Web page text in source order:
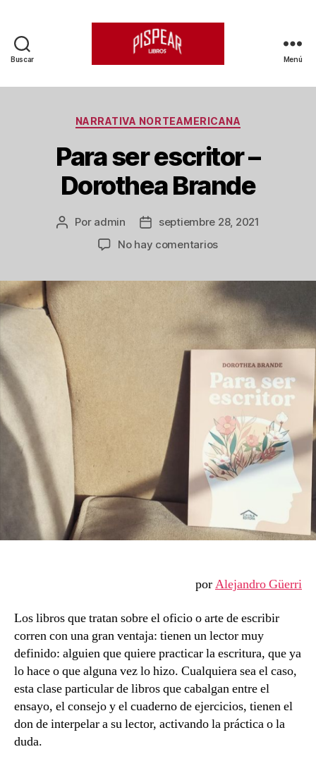
Buscar
Libros
Menú
Categorías
NARRATIVA NORTEAMERICANA
Para ser escritor –
Dorothea Brande
Autor
Por admin
Fecha
la
septiembre 28, 2021
No hay comentariosen
escritor
–
Dorothea
Brande
porAlejandro Güerri
Los libros que tratan sobre el oficio o arte de escribir
corren con una gran ventaja: tienen un lector muy
definido: alguien que quiere practicar la escritura, que ya
lo hace o que alguna vez lo hizo. Cualquiera sea el caso,
esta clase particular de libros que cabalgan entre el
ensayo, el consejo y el cuaderno de ejercicios, tienen el
don de interpelar a su lector, activando la práctica o la
duda.